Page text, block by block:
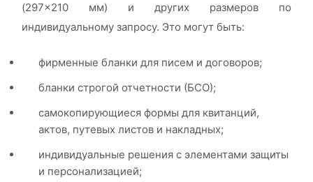
(297×210 мм) и других размеров по
индивидуальному запросу. Это могут быть:
фирменные бланки для писем и договоров;
бланки строгой отчетности (БСО);
самокопирующиеся формы для квитанций,
актов, путевых листов и накладных;
индивидуальные решения с элементами защиты
и персонализацией;